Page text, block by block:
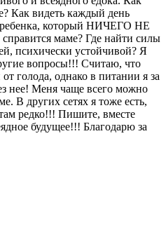
Как видеть каждый день
который НИЧЕГО НЕ
маме? Где найти силы
психически устойчивой? Я
вопросы!!! Считаю, что
голода, однако в питании я за
нее! Меня чаще всего можно
В других сетях я тоже есть,
редко!!! Пишите, вместе
будущее!!! Благодарю за